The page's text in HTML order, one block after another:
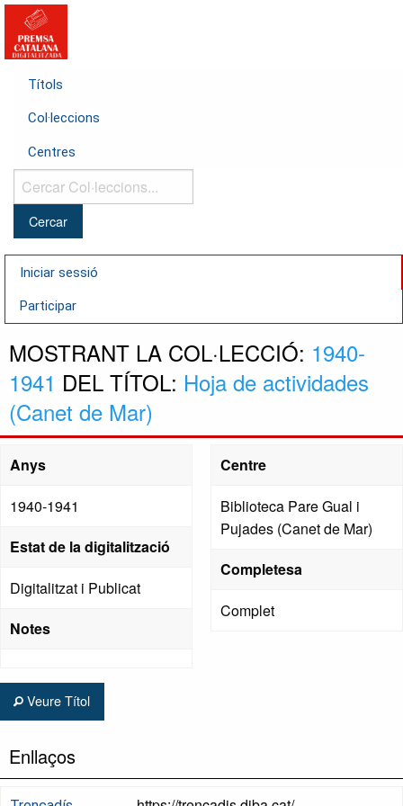
Títols
Col·leccions
Centres
Cercar
Col·leccions...
Iniciar sessió
Participar
MOSTRANT LA COL·LECCIÓ: 1940-
1941 DEL TÍTOL: Hoja de actividades
(Canet de Mar)
Anys
1940-1941
Estat de la digitalització
Digitalitzat i Publicat
Notes
Centre
Biblioteca Pare Gual i
Pujades (Canet de Mar)
Completesa
Complet
Veure Títol
Enllaços